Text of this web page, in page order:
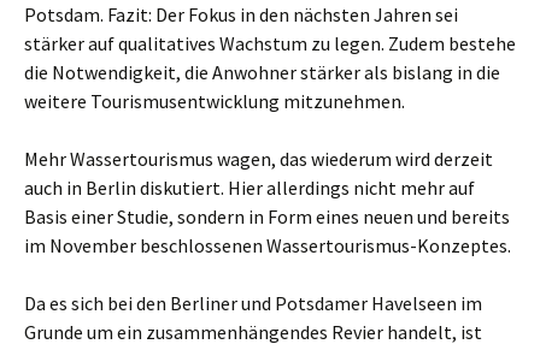
Potsdam. Fazit: Der Fokus in den nächsten Jahren sei
stärker auf qualitatives Wachstum zu legen. Zudem bestehe
die Notwendigkeit, die Anwohner stärker als bislang in die
weitere Tourismusentwicklung mitzunehmen.
Mehr Wassertourismus wagen, das wiederum wird derzeit
auch in Berlin diskutiert. Hier allerdings nicht mehr auf
Basis einer Studie, sondern in Form eines neuen und bereits
im November beschlossenen Wassertourismus-Konzeptes.
Da es sich bei den Berliner und Potsdamer Havelseen im
Grunde um ein zusammenhängendes Revier handelt, ist